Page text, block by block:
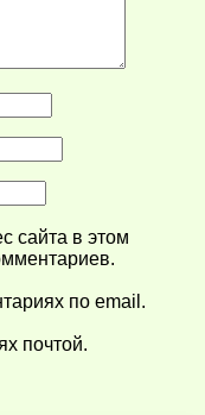
сайта в этом
по email.
почтой.